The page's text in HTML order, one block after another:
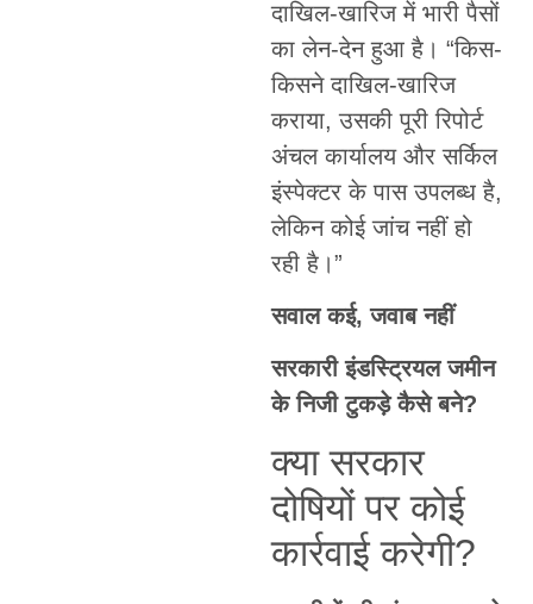
दाखिल-खारिज में भारी पैसों
का लेन-देन हुआ है। “किस-
किसने दाखिल-खारिज
कराया, उसकी पूरी रिपोर्ट
अंचल कार्यालय और सर्किल
इंस्पेक्टर के पास उपलब्ध है,
लेकिन कोई जांच नहीं हो
रही है।”
सवाल कई, जवाब नहीं
सरकारी इंडस्ट्रियल जमीन
के निजी टुकड़े कैसे बने?
क्या सरकार
दोषियों पर कोई
कार्रवाई करेगी?